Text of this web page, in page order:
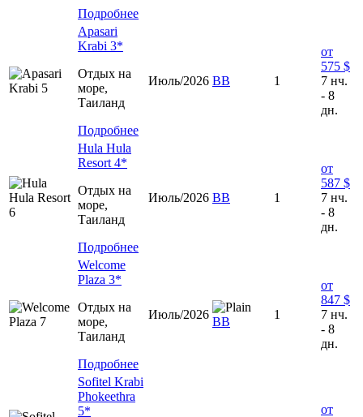
Подробнее
Apasari
Krabi 3*
Отдых на
море,
Таиланд
Подробнее
Июль/2026 ВВ 1
от
575 $
7 нч.
- 8
дн.
Hula Hula
Resort 4*
Отдых на
море,
Таиланд
Подробнее
Июль/2026 ВВ 1
от
587 $
7 нч.
- 8
дн.
Welcome
Plaza 3*
Отдых на
море,
Таиланд
Подробнее
Июль/2026
ВВ
1
от
847 $
7 нч.
- 8
дн.
Sofitel Krabi
Phokeethra
5*
от